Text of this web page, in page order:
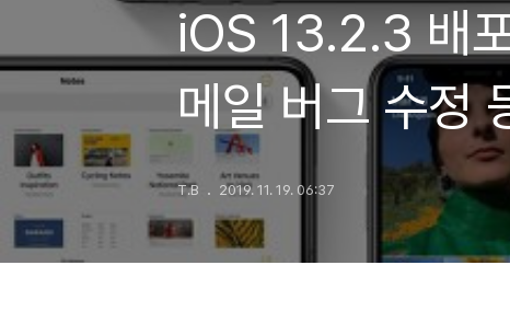
iOS 13.2.3 배
메일 버그 수정
T.B 2019. 11. 19. 06:37